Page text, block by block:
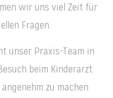
wir uns viel Zeit für
Fragen.
unser Praxis-Team in
beim Kinderarzt
zu machen: